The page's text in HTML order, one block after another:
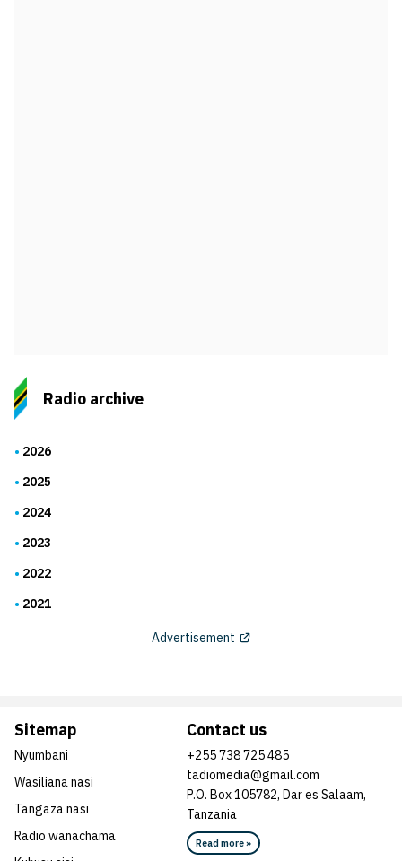
Radio archive
2026
2025
2024
2023
2022
2021
Advertisement
Sitemap
Nyumbani
Wasiliana nasi
Tangaza nasi
Radio wanachama
Contact us
+255 738 725 485
tadiomedia@gmail.com
P.O. Box 105782, Dar es Salaam,
Tanzania
Read more »